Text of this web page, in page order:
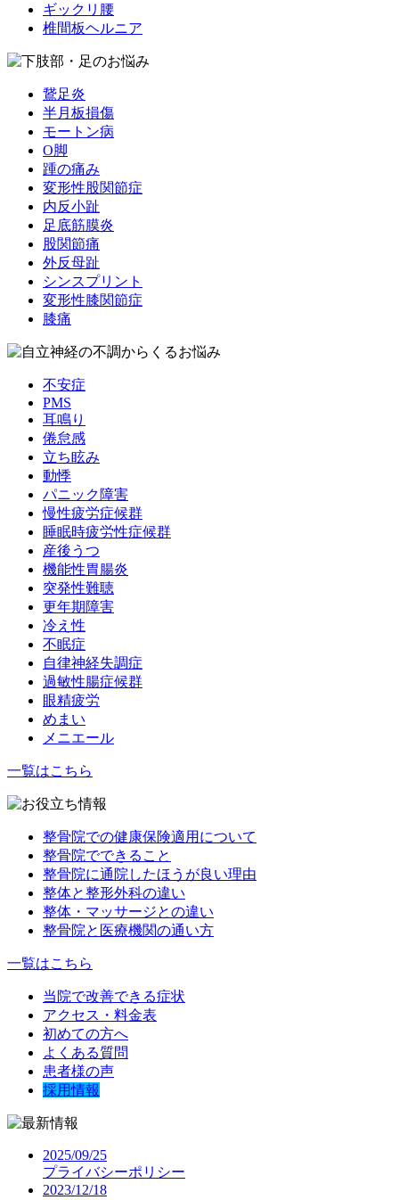
ギックリ腰
椎間板ヘルニア
鵞足炎
半月板損傷
モートン病
O脚
踵の痛み
変形性股関節症
内反小趾
足底筋膜炎
股関節痛
外反母趾
シンスプリント
変形性膝関節症
膝痛
不安症
PMS
耳鳴り
倦怠感
立ち眩み
動悸
パニック障害
慢性疲労症候群
睡眠時疲労性症候群
産後うつ
機能性胃腸炎
突発性難聴
更年期障害
冷え性
不眠症
自律神経失調症
過敏性腸症候群
眼精疲労
めまい
メニエール
一覧はこちら
整骨院での健康保険適用について
整骨院でできること
整骨院に通院したほうが良い理由
整体と整形外科の違い
整体・マッサージとの違い
整骨院と医療機関の通い方
一覧はこちら
当院で改善できる症状
アクセス・料金表
初めての方へ
よくある質問
患者様の声
採用情報
2025/09/25
プライバシーポリシー
2023/12/18